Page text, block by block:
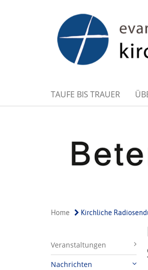
TAUFE BIS TRAUER
Home Kirchliche
Veranstaltungen
Nachrichten